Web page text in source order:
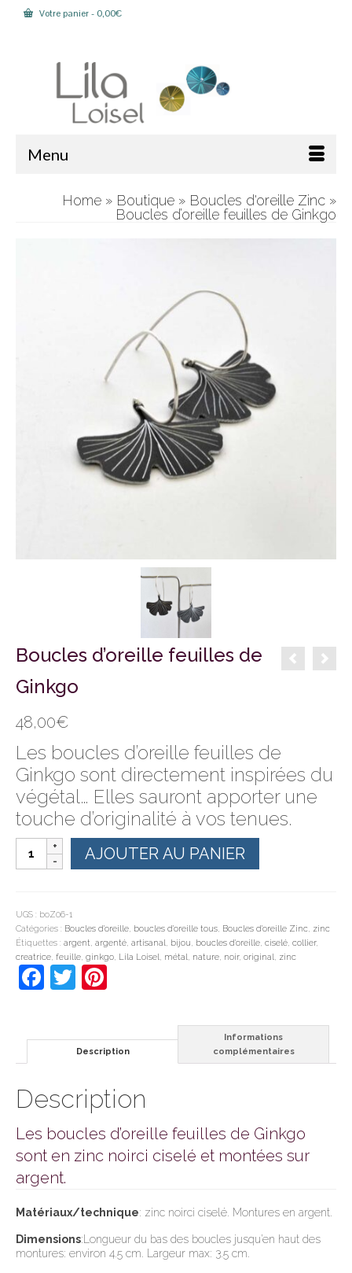
Votre panier- 0,00€
Menu
Home » Boutique » Boucles d'oreille Zinc »
Boucles d’oreille feuilles de Ginkgo
Boucles d’oreille feuilles de
Ginkgo
48,00€
Les boucles d’oreille feuilles de
Ginkgo sont directement inspirées du
végétal… Elles sauront apporter une
touche d’originalité à vos tenues.
quantité
de
Boucles
de
Ginkgo
AJOUTER AU PANIER
UGS : boZ06-1
Catégories : Boucles d'oreille, boucles d'oreille tous, Boucles d'oreille Zinc, zinc
Étiquettes : argent, argenté, artisanal, bijou, boucles d'oreille, ciselé, collier,
creatrice, feuille, ginkgo, Lila Loisel, métal, nature, noir, original, zinc
Facebook
Twitter
Description
Informations
complémentaires
Description
Les boucles d’oreille feuilles de Ginkgo
sont en zinc noirci ciselé et montées sur
argent.
Matériaux/technique: zinc noirci ciselé. Montures en argent.
Dimensions:Longueur du bas des boucles jusqu’en haut des
montures: environ 4.5 cm. Largeur max: 3.5 cm.